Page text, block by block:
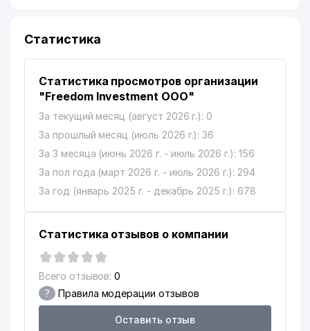
Статистика
Статистика просмотров организации
"Freedom Investment ООО"
За текущий месяц (август 2026 г.): 0
За прошлый месяц (июль 2026 г.): 36
За 3 месяца (июнь 2026 г. - июль 2026 г.): 156
За пол года (март 2026 г. - июль 2026 г.): 294
За год (январь 2025 г. - декабрь 2025 г.): 678
Статистика отзывов о компании
Всего отзывов: 0
? Правила модерации отзывов
Оставить отзыв